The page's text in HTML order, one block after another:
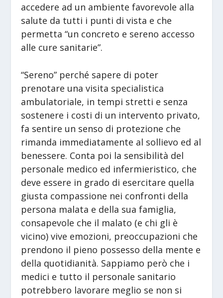
accedere ad un ambiente favorevole alla
salute da tutti i punti di vista e che
permetta “un concreto e sereno accesso
alle cure sanitarie”.
“Sereno” perché sapere di poter
prenotare una visita specialistica
ambulatoriale, in tempi stretti e senza
sostenere i costi di un intervento privato,
fa sentire un senso di protezione che
rimanda immediatamente al sollievo ed al
benessere. Conta poi la sensibilità del
personale medico ed infermieristico, che
deve essere in grado di esercitare quella
giusta compassione nei confronti della
persona malata e della sua famiglia,
consapevole che il malato (e chi gli è
vicino) vive emozioni, preoccupazioni che
prendono il pieno possesso della mente e
della quotidianità. Sappiamo però che i
medici e tutto il personale sanitario
potrebbero lavorare meglio se non si